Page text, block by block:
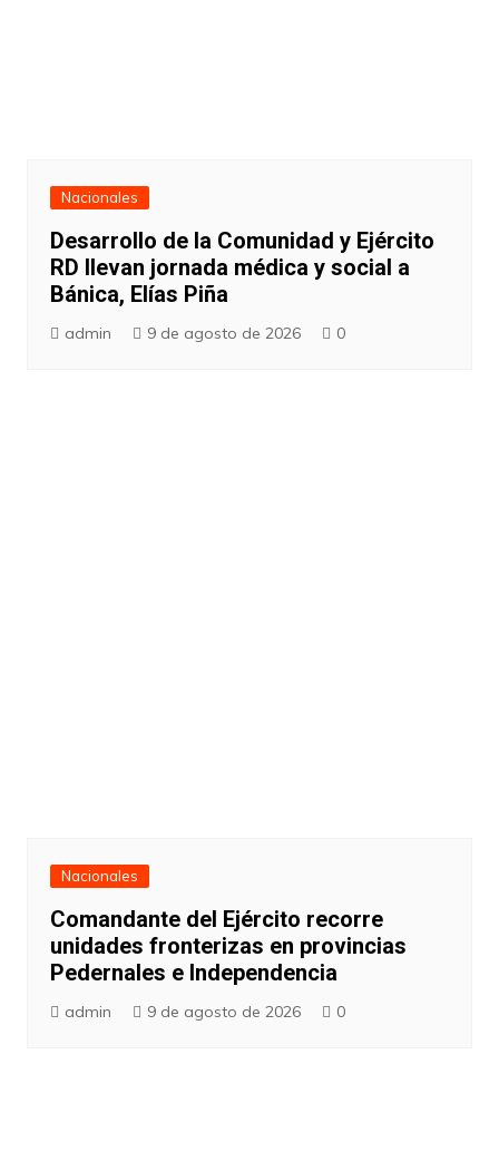
Nacionales
Desarrollo de la Comunidad y Ejército
RD llevan jornada médica y social a
Bánica, Elías Piña
admin 9 de agosto de 2026 0
Nacionales
Comandante del Ejército recorre
unidades fronterizas en provincias
Pedernales e Independencia
admin 9 de agosto de 2026 0